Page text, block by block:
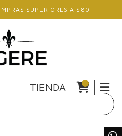
SUPERIORES A $80
TIENDA